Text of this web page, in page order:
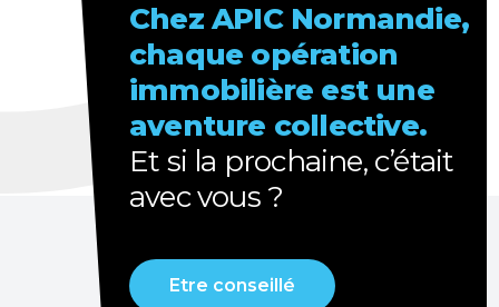
Chez APIC Normandie,
chaque opération
immobilière est une
aventure collective.
Et si la prochaine, c’était
avec vous ?
Etre conseillé